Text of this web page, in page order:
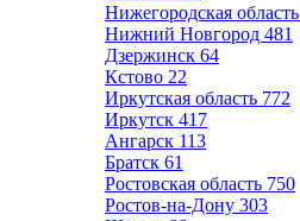
Нижегородская область
Нижний Новгород 481
Дзержинск 64
Кстово 22
Иркутская область 772
Иркутск 417
Ангарск 113
Братск 61
Ростовская область 750
Ростов-на-Дону 303